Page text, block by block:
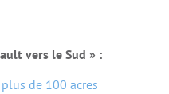
vers le Sud » :
plus de 100 acres